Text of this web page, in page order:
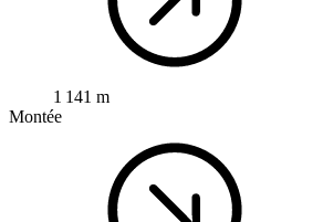
1 141 m
Montée